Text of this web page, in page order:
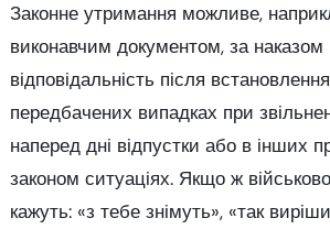
Законне утримання можливе,
виконавчим документом, за наказом
відповідальність після
передбачених випадках при
наперед дні відпустки або в інших
законом ситуаціях. Якщо ж
кажуть: «з тебе знімуть», «так